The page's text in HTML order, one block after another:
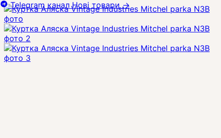
Telegram канал Нові товари→